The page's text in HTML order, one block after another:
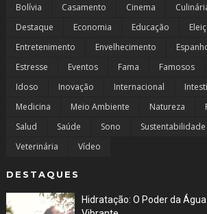
Bolívia
Casamento Cinema
Destaque
Economia Educação
Entretenimento
Envelhecimento
Estresse
Eventos Fama Famosos
Idoso
Inovação Internacional
Medicina
Meio Ambiente Natureza
Salud
Saúde Sono Sustentabilidade
Veterinária
Vídeo
DESTAQUES
Hidratação: O Poder da